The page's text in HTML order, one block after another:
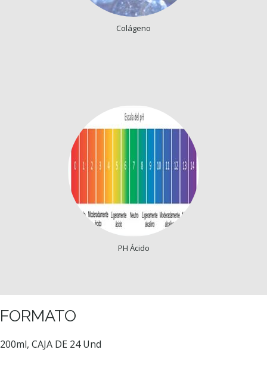
Colágeno
PH Ácido
FORMATO
200ml, CAJA DE 24 Und